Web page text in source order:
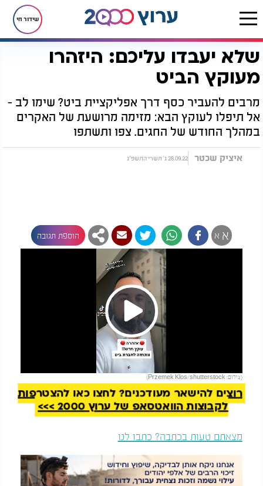
שידור חי
דף הבית רץ בוואטסאפ שלא יעבדו עליכם: היזהרו מעוקץ הביט
שלא יעבדו עליכם: היזהרו
מעוקץ הביט
מרבים להעביר כסף דרך אפליקציית ביט? שימו לב -
אל תיפלו לעוקץ הבא: מזימה מרושעת של האקרים
במהלך החודש של החגים. צפו ותשתפו
איציק שכטר 28.09.22 ג' תשרי התשפ"ג
א א הוספת תגובה
Play
Video
(צילום: Przemek Klos/shutterstock)
להמשך קריאה
רוצים להישאר מעודכנים? לחצו כאן להצטרפות
לקבוצות הוואטסאפ של ערוץ 2000 >>>
מצאתם טעות בכתבה? כתבו לנו